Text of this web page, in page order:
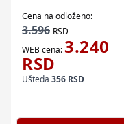
Cena na odloženo:
3.596 RSD
WEB cena:3.240
RSD
Ušteda 356 RSD